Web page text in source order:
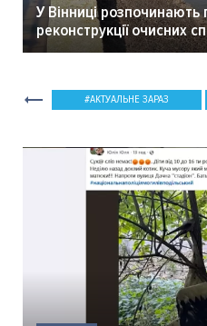
У Вінниці розпочинають
реконструкції очисних
мер Вінниці.
АКТУАЛЬНЕ ЗАРАЗ